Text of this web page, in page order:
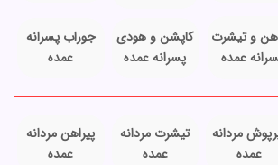
و تیشرت
عمده
کاپشن و هودی
پسرانه عمده
جوراب پسرانه
عمده
مردانه
عمده
تیشرت مردانه
عمده
پیراهن مردانه
عمده